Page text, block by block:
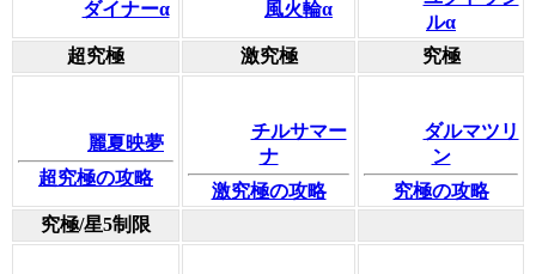
ダイナーα 風火輪α
ルα
超究極
激究極 究極
麗夏映夢
超究極の攻略
チルサマー
ナ
激究極の攻略
ダルマツリ
ン
究極の攻略
究極/星5制限